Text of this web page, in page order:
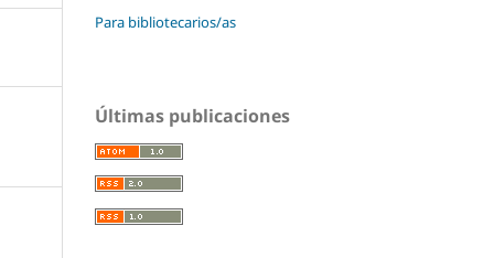
Para bibliotecarios/as
Últimas publicaciones